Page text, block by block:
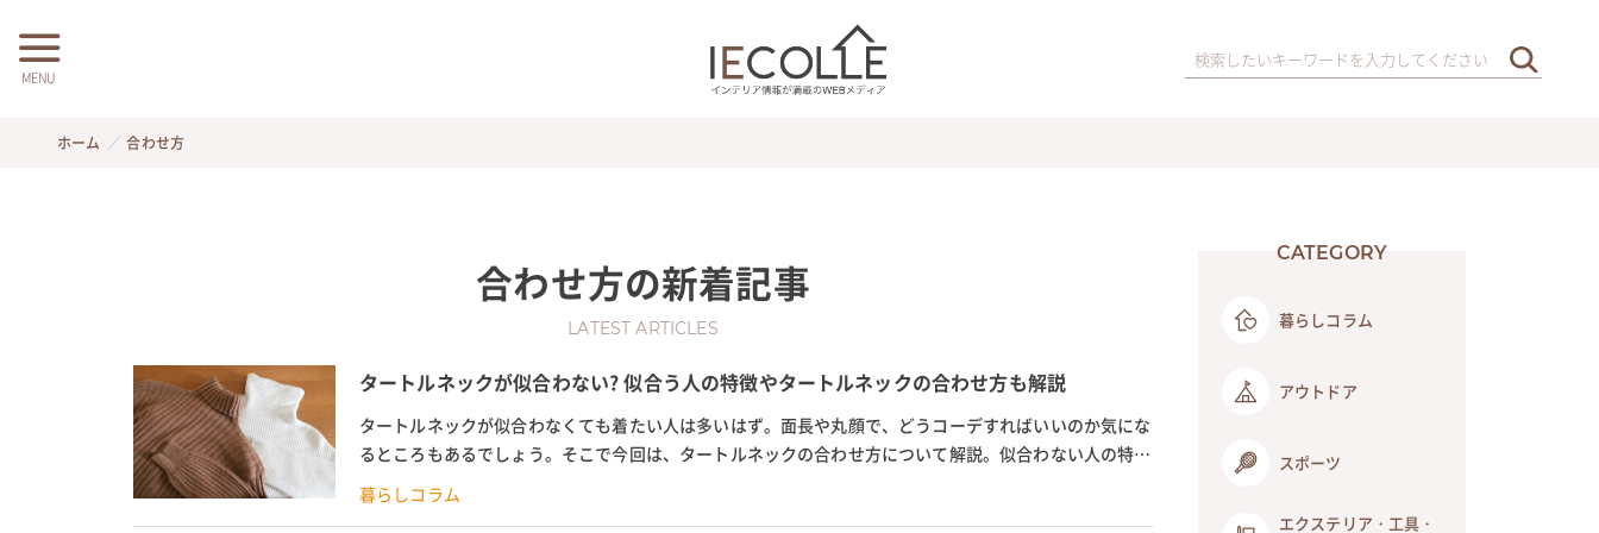
MENU
ホーム 合わせ方
合わせ方の新着記事
LATEST ARTICLES
タートルネックが似合わない? 似合う人の特徴やタートルネックの合わせ方も解説
タートルネックが似合わなくても着たい人は多いはず。面長や丸顔で、どうコーデすればいいのか気にな
るところもあるでしょう。そこで今回は、タートルネックの合わせ方について解説。似合わない人の特徴
やすっきり見せるコーデが知りたい人は必見です。記...
暮らしコラム
CATEGORY
暮らしコラム
アウトドア
スポーツ
エクステリア・工具・